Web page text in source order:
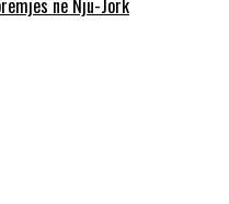
në Nju-Jork